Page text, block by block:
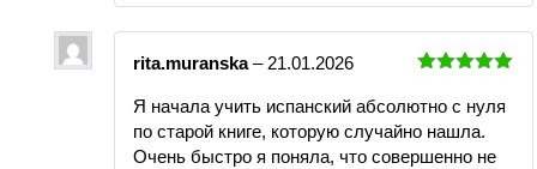
из 5
rita.muranska– 21.01.2026
Я начала учить испанский абсолютно с нуля
по старой книге, которую случайно нашла.
Очень быстро я поняла, что совершенно не